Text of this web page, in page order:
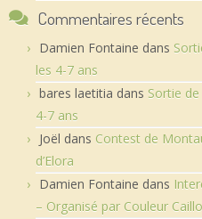
Commentaires récents
Damien Fontaine dans
les 4-7 ans
bares laetitia dans Sortie
4-7 ans
Joël dans Contest de
d’Elora
Damien Fontaine dans
– Organisé par Couleur